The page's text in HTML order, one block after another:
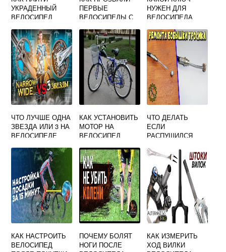
УКРАДЕННЫЙ
ВЕЛОСИПЕД
ПЕРВЫЕ
ВЕЛОСИПЕДЫ С
КОЛЕСАМИ
НУЖЕН ДЛЯ
ВЕЛОСИПЕДА
ЧТО ЛУЧШЕ ОДНА
ЗВЕЗДА ИЛИ 3 НА
ВЕЛОСИПЕДЕ
КАК УСТАНОВИТЬ
МОТОР НА
ВЕЛОСИПЕД
ЧТО ДЕЛАТЬ
ЕСЛИ
РАСПУШИЛСЯ
ВЕЛОСИПЕДЕ
КАК НАСТРОИТЬ
ВЕЛОСИПЕД
ПОЧЕМУ БОЛЯТ
НОГИ ПОСЛЕ
КАК ИЗМЕРИТЬ
ХОД ВИЛКИ